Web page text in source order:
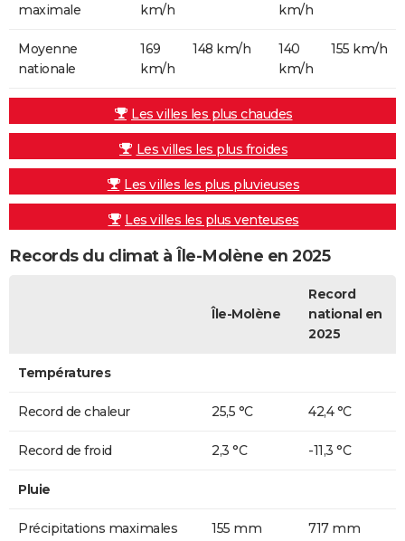
maximale
km/h
km/h
Moyenne
nationale
169
km/h
148 km/h
140
km/h
155 km/h
Les villes les plus chaudes
Les villes les plus froides
Les villes les plus pluvieuses
Les villes les plus venteuses
Records du climat à Île-Molène en 2025
Île-Molène
Record
national en
2025
Températures
Record de chaleur 25,5 °C 42,4 °C
Record de froid 2,3 °C -11,3 °C
Pluie
Précipitations maximales 155 mm 717 mm